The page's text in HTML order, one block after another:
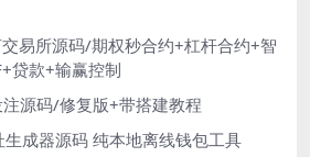
易所源码/期权秒合约+杠杆合约+智
贷款+输赢控制
源码/修复版+带搭建教程
生成器源码 纯本地离线钱包工具